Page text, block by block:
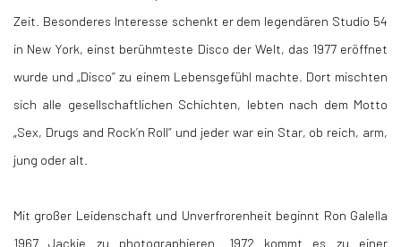
Zeit. Besonderes Interesse schenkt er dem legendären Studio 54
in New York, einst berühmteste Disco der Welt, das 1977 eröffnet
wurde und „Disco” zu einem Lebensgefühl machte. Dort mischten
sich alle gesellschaftlichen Schichten, lebten nach dem Motto
„Sex, Drugs and Rock’n Roll“ und jeder war ein Star, ob reich, arm,
jung oder alt.
Mit großer Leidenschaft und Unverfrorenheit beginnt Ron Galella
1967 Jackie zu photographieren. 1972 kommt es zu einer